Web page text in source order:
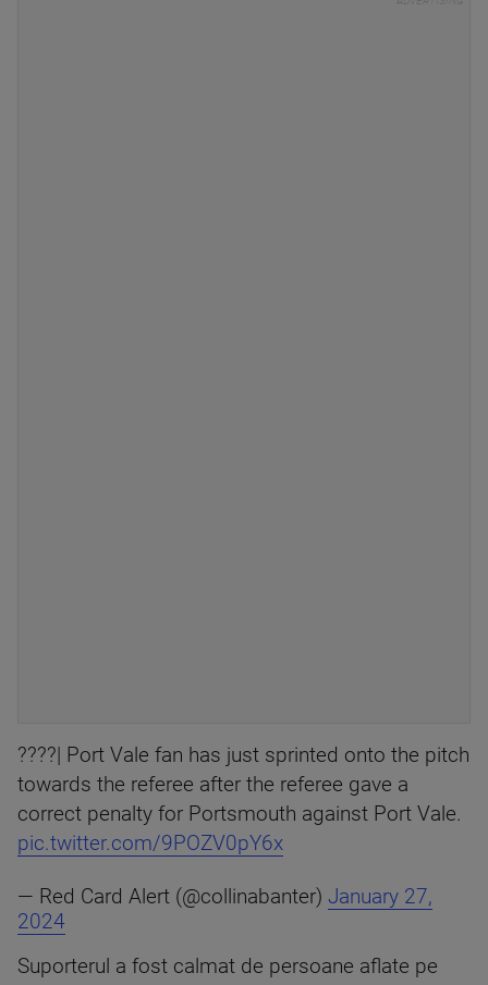
????| Port Vale fan has just sprinted onto the pitch
towards the referee after the referee gave a
correct penalty for Portsmouth against Port Vale.
pic.twitter.com/9POZV0pY6x
— Red Card Alert (@collinabanter) January 27,
2024
Suporterul a fost calmat de persoane aflate pe